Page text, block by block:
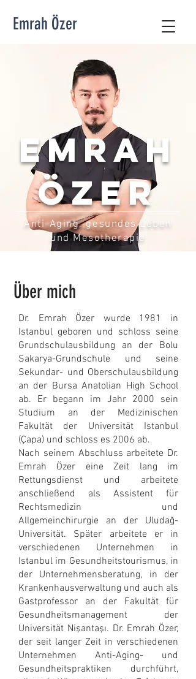
Emrah Özer
Emrah
Özer
Anti-Aging, gesundes Leben
und Mesotherapie
Über mich
Dr. Emrah Özer wurde 1981 in
Istanbul geboren und schloss seine
Grundschulausbildung an der Bolu
Sakarya-Grundschule und seine
Sekundar- und Oberschulausbildung
an der Bursa Anatolian High School
ab. Er begann im Jahr 2000 sein
Studium an der Medizinischen
Fakultät der Universität Istanbul
(Çapa) und schloss es 2006 ab.
Nach seinem Abschluss arbeitete Dr.
Emrah Özer eine Zeit lang im
Rettungsdienst und arbeitete
anschließend als Assistent für
Rechtsmedizin und
Allgemeinchirurgie an der Uludağ-
Universität. Später arbeitete er in
verschiedenen Unternehmen in
Istanbul im Gesundheitstourismus, in
der Unternehmensberatung, in der
Krankenhausverwaltung und auch als
Gastprofessor an der Fakultät für
Gesundheitsmanagement der
Universität Nişantaşı. Dr. Emrah Özer,
der seit langer Zeit in verschiedenen
Unternehmen Anti-Aging- und
Gesundheitspraktiken durchführt,